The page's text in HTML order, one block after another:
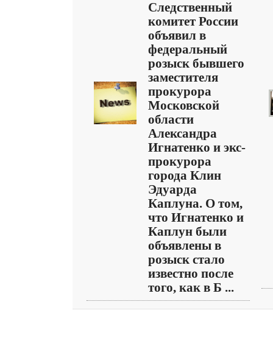
Следственный
комитет России
объявил в
федеральный
розыск бывшего
заместителя
прокурора
Московской
области
Александра
Игнатенко и экс-
прокурора
города Клин
Эдуарда
Каплуна. О том,
что Игнатенко и
Каплун были
объявлены в
розыск стало
известно после
того, как в Б ...